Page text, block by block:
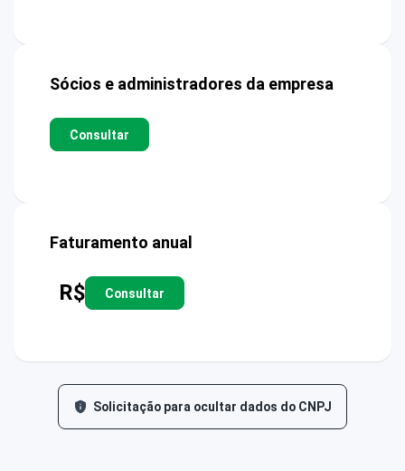
Sócios e administradores da empresa
Consultar
Faturamento anual
R$ Consultar
Solicitação para ocultar dados do CNPJ